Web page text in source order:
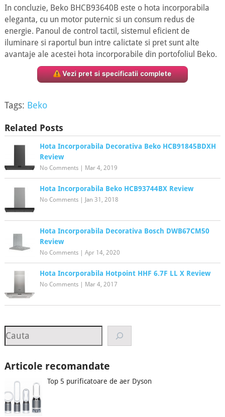
In concluzie, Beko BHCB93640B este o hota incorporabila
eleganta, cu un motor puternic si un consum redus de
energie. Panoul de control tactil, sistemul eficient de
iluminare si raportul bun intre calictate si pret sunt alte
avantaje ale acestei hota incorporabile din portofoliul Beko.
Tags: Beko
Related Posts
Hota Incorporabila Decorativa Beko HCB91845BDXH
Review
No Comments| Mar 4, 2019
Hota Incorporabila Beko HCB93744BX Review
No Comments| Jan 31, 2018
Hota Incorporabila Decorativa Bosch DWB67CM50
Review
No Comments| Apr 14, 2020
Hota Incorporabila Hotpoint HHF 6.7F LL X Review
No Comments| Mar 4, 2017
Search
Articole recomandate
Top 5 purificatoare de aer Dyson